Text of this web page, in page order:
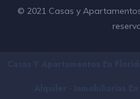
© 2021 Casas y